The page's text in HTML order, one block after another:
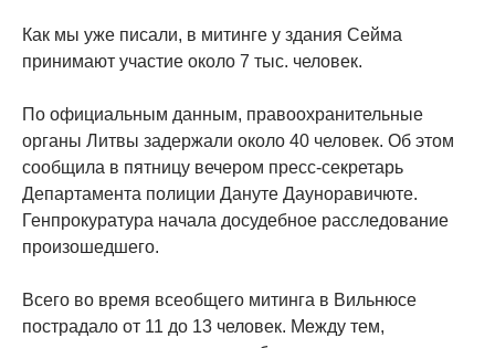
Как мы уже писали, в митинге у здания Сейма
принимают участие около 7 тыс. человек.
По официальным данным, правоохранительные
органы Литвы задержали около 40 человек. Об этом
сообщила в пятницу вечером пресс-секретарь
Департамента полиции Дануте Дауноравичюте.
Генпрокуратура начала досудебное расследование
произошедшего.
Всего во время всеобщего митинга в Вильнюсе
пострадало от 11 до 13 человек. Между тем,